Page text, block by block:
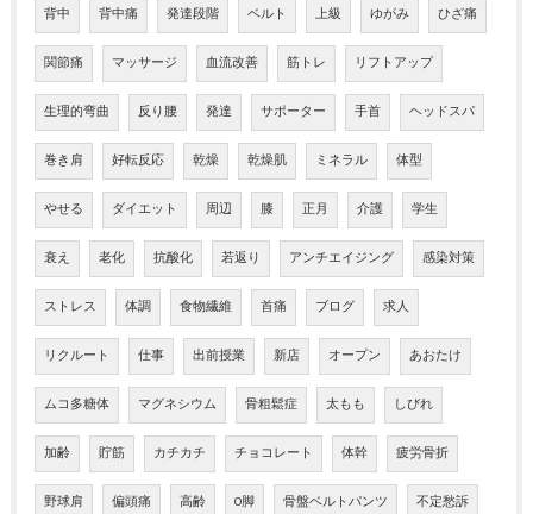
背中 背中痛 発達段階 ベルト 上級 ゆがみ ひざ痛
関節痛 マッサージ 血流改善 筋トレ リフトアップ
生理的弯曲 反り腰 発達 サポーター 手首 ヘッドスパ
巻き肩 好転反応 乾燥 乾燥肌 ミネラル 体型
やせる ダイエット 周辺 膝 正月 介護 学生
衰え 老化 抗酸化 若返り アンチエイジング 感染対策
ストレス 体調 食物繊維 首痛 ブログ 求人
リクルート 仕事 出前授業 新店 オープン あおたけ
ムコ多糖体 マグネシウム 骨粗鬆症 太もも しびれ
加齢 貯筋 カチカチ チョコレート 体幹 疲労骨折
野球肩 偏頭痛 高齢 O脚 骨盤ベルトパンツ 不定愁訴